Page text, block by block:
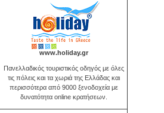
www.holiday.gr
Πανελλαδικός τουριστικός οδηγός με όλες
τις πόλεις και τα χωριά της Ελλάδας και
περισσότερα από 9000 ξενοδοχεία με
δυνατότητα online κρατήσεων.